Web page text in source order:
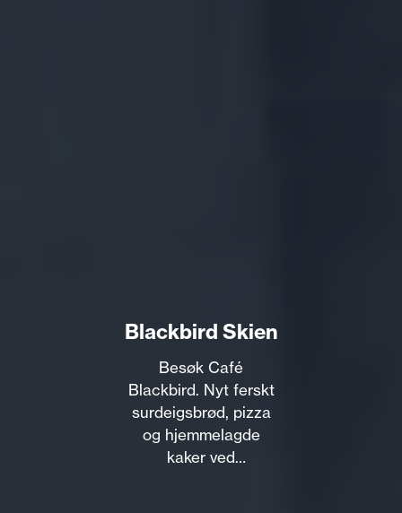
Blackbird Skien
Besøk Café
Blackbird. Nyt ferskt
surdeigsbrød, pizza
og hjemmelagde
kaker ved